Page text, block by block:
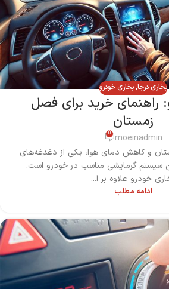
بخاری درجا,بخاری خودرو
راهنمای خرید برای فصل
زمستان
moeinadmin
0
و کاهش دمای هوا، یکی از دغدغه‌های
سیستم گرمایشی مناسب در خودرو است.
خودرو علاوه بر ا...
ادامه مطلب